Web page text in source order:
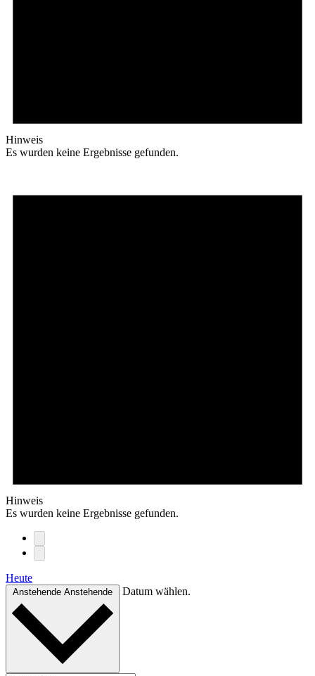
Hinweis
Es wurden keine Ergebnisse gefunden.
Hinweis
Es wurden keine Ergebnisse gefunden.
Heute
Anstehende Anstehende Datum wählen.